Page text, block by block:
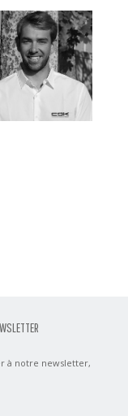
à notre newsletter,